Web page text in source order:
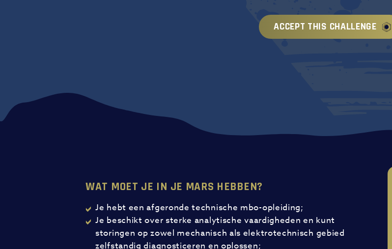
ACCEPT THIS CHALLENGE
WAT MOET JE IN JE MARS HEBBEN?
Je hebt een afgeronde technische mbo-opleiding;
Je beschikt over sterke analytische vaardigheden en kunt
storingen op zowel mechanisch als elektrotechnisch gebied
zelfstandig diagnosticeren en oplossen;